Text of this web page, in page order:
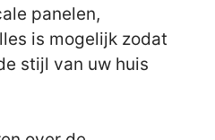
panelen,
is mogelijk zodat
stijl van uw huis